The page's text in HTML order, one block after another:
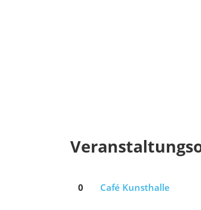
0 Café Kunsthalle